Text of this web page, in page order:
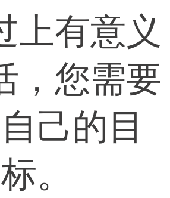
上有意义
，您需要
己的目
标。